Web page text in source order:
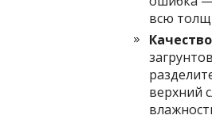
всю
верхний